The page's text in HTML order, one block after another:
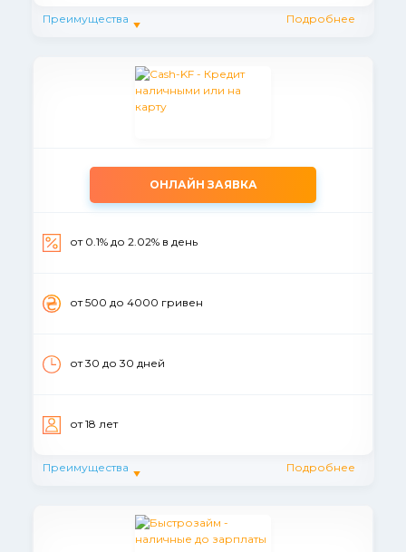
Преимущества Подробнее
ОНЛАЙН ЗАЯВКА
от 0.1% до 2.02% в день
от 500 до 4000 гривен
от 30 до 30 дней
от 18 лет
Преимущества Подробнее